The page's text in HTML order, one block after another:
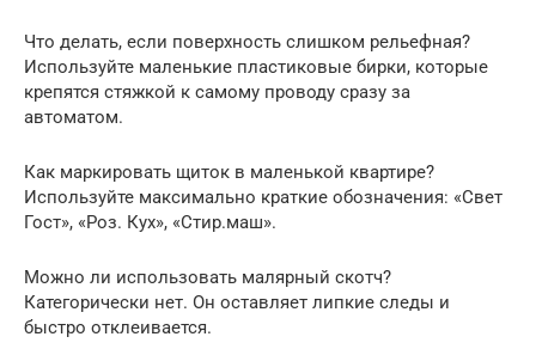
Что делать, если поверхность слишком рельефная?
Используйте маленькие пластиковые бирки, которые
крепятся стяжкой к самому проводу сразу за
автоматом.
Как маркировать щиток в маленькой квартире?
Используйте максимально краткие обозначения: «Свет
Гост», «Роз. Кух», «Стир.маш».
Можно ли использовать малярный скотч?
Категорически нет. Он оставляет липкие следы и
быстро отклеивается.